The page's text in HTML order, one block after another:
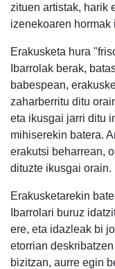
zituen artistak, harik
izenekoaren hormak
Erakusketa hura
Ibarrolak berak,
babespean,
zaharberritu ditu
eta ikusgai jarri ditu
mihiserekin batera.
erakutsi beharrean,
dituzte ikusgai orain.
Erakusketarekin
Ibarrolari buruz
ere, eta idazleak bi
etorrian
bizitzan, aurre egin